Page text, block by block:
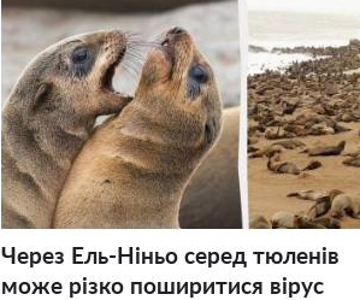
Через Ель-Ніньо серед тюленів
може різко поширитися вірус